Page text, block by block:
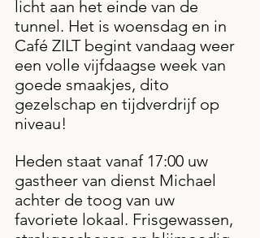
licht aan het einde van de
tunnel. Het is woensdag en in
Café ZILT begint vandaag weer
een volle vijfdaagse week van
goede smaakjes, dito
gezelschap en tijdverdrijf op
niveau!
Heden staat vanaf 17:00 uw
gastheer van dienst Michael
achter de toog van uw
favoriete lokaal. Frisgewassen,